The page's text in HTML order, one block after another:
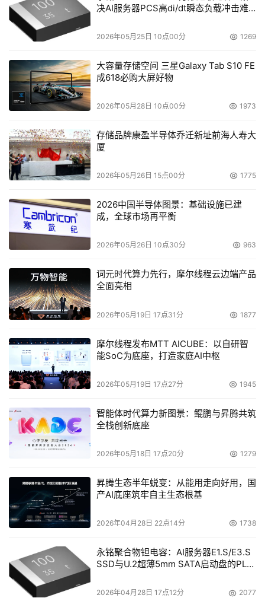
决AI服务器PCS高di/dt瞬态负载冲击难
2026年05月25日 10点00分 1269
大容量存储空间 三星Galaxy Tab S10 FE
成618必购大屏好物
2026年05月28日 10点00分 1973
存储品牌康盈半导体乔迁新址前海人寿大
厦
2026年05月26日 15点00分 1775
2026中国半导体图景：基础设施已建
成，全球市场再平衡
2026年05月26日 10点30分 963
词元时代算力先行，摩尔线程云边端产品
全面亮相
2026年05月19日 17点31分 1877
摩尔线程发布MTT AICUBE：以自研智
能SoC为底座，打造家庭AI中枢
2026年05月19日 17点27分 1945
智能体时代算力新图景：鲲鹏与昇腾共筑
全栈创新底座
2026年05月18日 17点20分 1279
昇腾生态半年蜕变：从能用走向好用，国
产AI底座筑牢自主生态根基
2026年04月28日 22点14分 1738
永铭聚合物钽电容：AI服务器E1.S/E3.S
SSD与U.2超薄5mm SATA启动盘的PLP
2026年04月28日 17点12分 2077